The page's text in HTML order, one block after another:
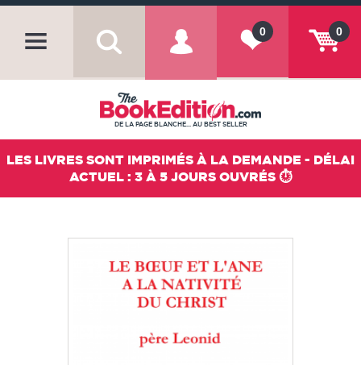
0
0
DE LA PAGE BLANCHE... AU BEST SELLER
LES LIVRES SONT IMPRIMÉS À LA DEMANDE - DÉLAI
ACTUEL : 3 À 5 JOURS OUVRÉS ⏱️